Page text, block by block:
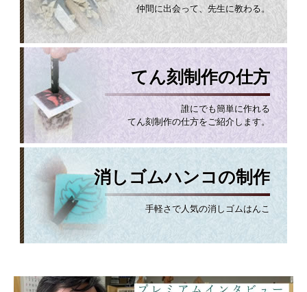
仲間に出会って、先生に教わる。
てん刻制作の仕方
誰にでも簡単に作れる
てん刻制作の仕方をご紹介します。
消しゴムハンコの制作
手軽さで人気の消しゴムはんこ